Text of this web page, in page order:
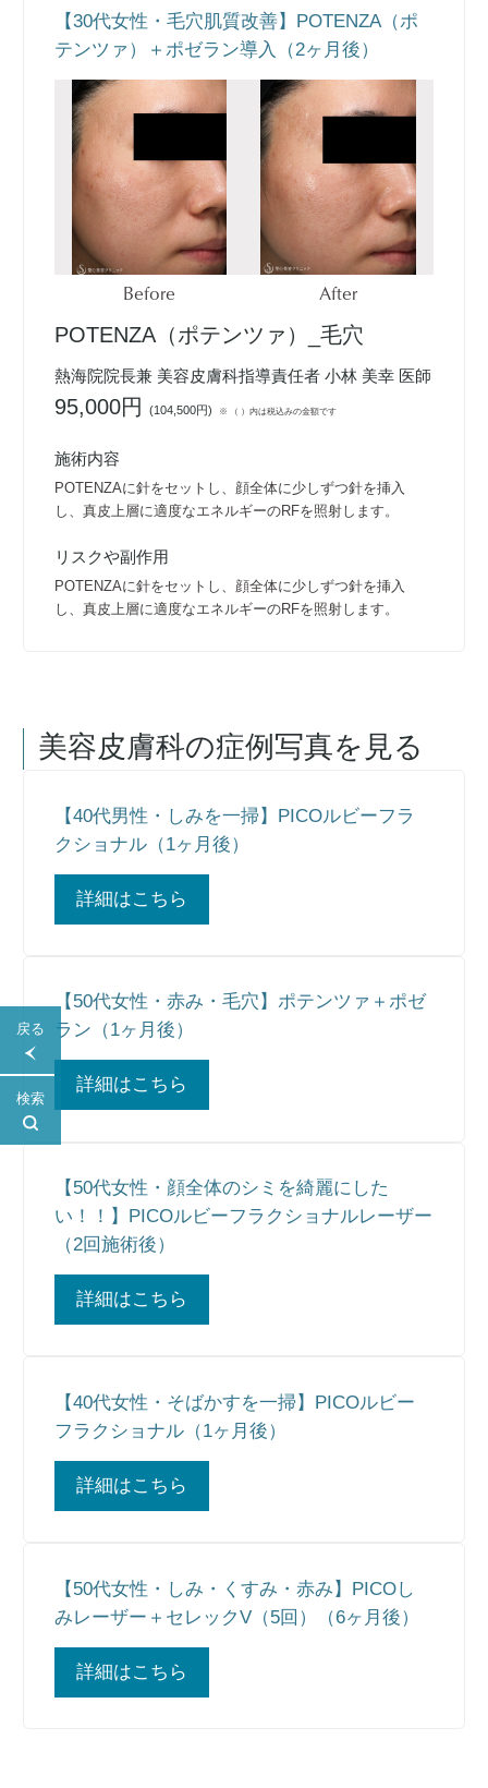
戻る
検索
【30代女性・毛穴肌質改善】POTENZA（ポ
テンツァ）＋ポゼラン導入（2ヶ月後）
Before After
POTENZA（ポテンツァ）_毛穴
熱海院院長兼 美容皮膚科指導責任者 小林 美幸 医師
95,000円(104,500円) ※ （ ）内は税込みの金額です
施術内容
POTENZAに針をセットし、顔全体に少しずつ針を挿入
し、真皮上層に適度なエネルギーのRFを照射します。
リスクや副作用
POTENZAに針をセットし、顔全体に少しずつ針を挿入
し、真皮上層に適度なエネルギーのRFを照射します。
美容皮膚科の症例写真を見る
【40代男性・しみを一掃】PICOルビーフラ
クショナル（1ヶ月後）
詳細はこちら
【50代女性・赤み・毛穴】ポテンツァ＋ポゼ
ラン（1ヶ月後）
詳細はこちら
【50代女性・顔全体のシミを綺麗にした
い！！】PICOルビーフラクショナルレーザー
（2回施術後）
詳細はこちら
【40代女性・そばかすを一掃】PICOルビー
フラクショナル（1ヶ月後）
詳細はこちら
【50代女性・しみ・くすみ・赤み】PICOし
みレーザー＋セレックV（5回）（6ヶ月後）
詳細はこちら